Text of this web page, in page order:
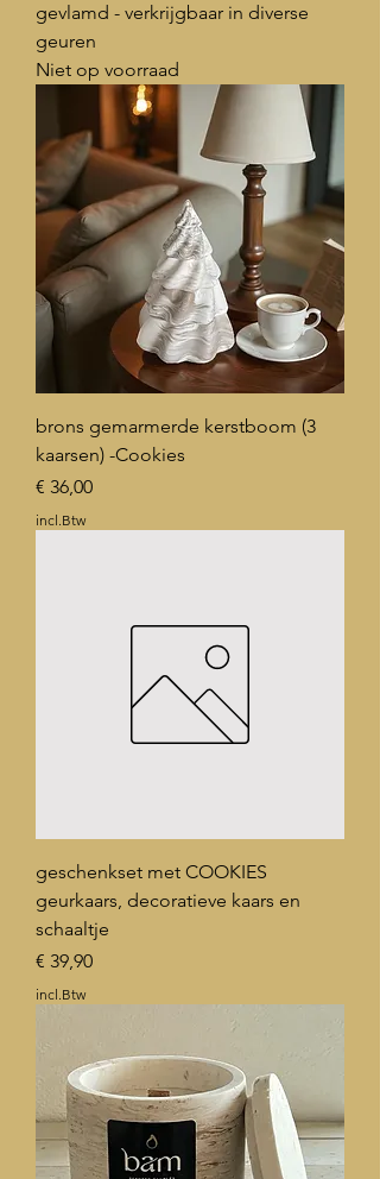
gevlamd - verkrijgbaar in diverse
geuren
Niet op voorraad
brons gemarmerde kerstboom (3
kaarsen) -Cookies
Prijs
€ 36,00
incl.Btw
geschenkset met COOKIES
geurkaars, decoratieve kaars en
schaaltje
Prijs
€ 39,90
incl.Btw